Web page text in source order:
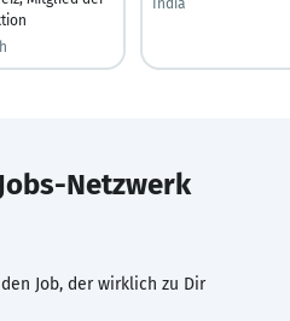
Netzwerk
Job, der wirklich zu Dir